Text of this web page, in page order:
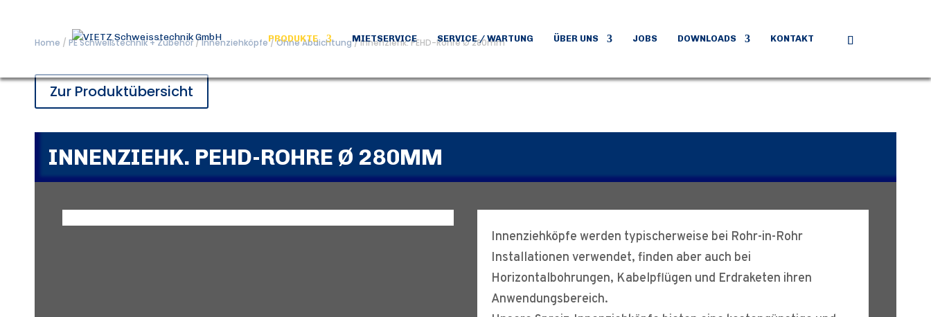
PRODUKTE MIETSERVICE SERVICE / WARTUNG ÜBER UNS JOBS DOWNLOADS KONTAKT
Home / PE Schweißtechnik + Zubehör/Innenziehköpfe/Ohne Abdichtung/ Innenziehk. PEHD-Rohre Ø 280mm
Zur Produktübersicht
INNENZIEHK. PEHD-ROHRE Ø 280MM
Innenziehköpfe werden typischerweise bei Rohr-in-Rohr
Installationen verwendet, finden aber auch bei
Horizontalbohrungen, Kabelpflügen und Erdraketen ihren
Anwendungsbereich.